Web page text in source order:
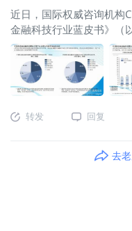
地后
可快速匹配应收账款融资
资金方审核规范，后续新
拓展业务品类均可快速迭
场景价值，双向降本提效
级，审批周期大幅压缩
审核、结果即时可知，前
频次，大幅缩短企业整体
可调，适配多元业务场景
按需配置，针对不同资产
致远的可持续发展路径。
赛道，从责任合规到长期
于传统企业碎片化的ESG
摒弃单点式公益、表层化
式，让可持续发展理念从
为内生经营动力，实现商
联易融大力布局绿色产业
可再生能源、乡村振兴、
共卫生四大核心领域，同
近日，国际权威咨询机构
金融科技行业蓝皮书》（
国供应链金融科技市场规
研发、产品体系与产业
居中国供应链金融科技
皮书》数据显示，2025
25.9%，两项核心指标均
公司在行业周期波动中实
转发 回复
去